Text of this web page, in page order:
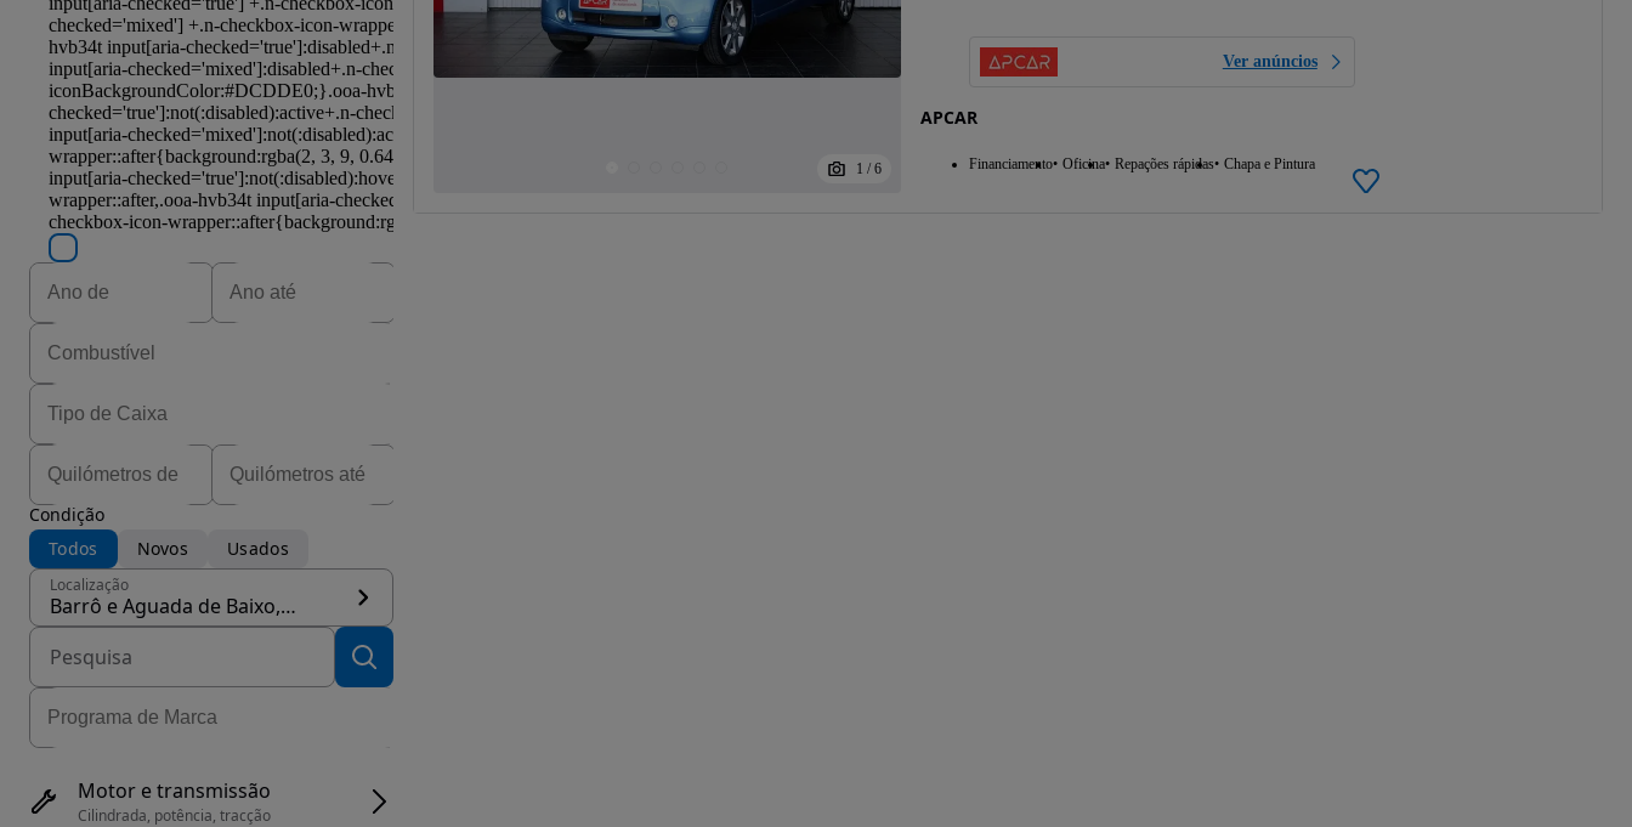
Possibilidade de
Condição
Todos
Novos Usados
Localização
Barrô e Aguada de Baixo, concelho Águeda
Motor e transmissão
Cilindrada, potência, tracção
1 / 6
Ver anúncios
APCAR
Financiamento Oficina Repações rápidas Chapa e Pintura